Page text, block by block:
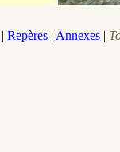
| Repères | Annexes |